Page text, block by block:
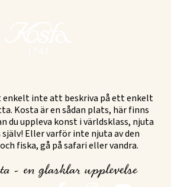
enkelt inte att beskriva på ett enkelt
Kosta är en sådan plats, här finns
du uppleva konst i världsklass, njuta
själv! Eller varför inte njuta av den
fiska, gå på safari eller vandra.
- en glasklar upplevelse